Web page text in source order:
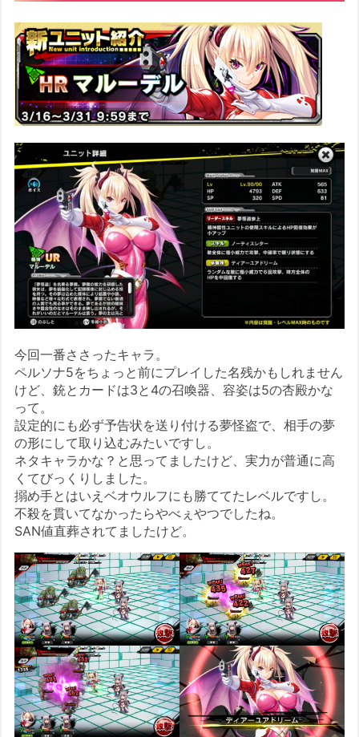
今回一番ささったキャラ。
ペルソナ5をちょっと前にプレイした名残かもしれません
けど、銃とカードは3と4の召喚器、容姿は5の杏殿かな
って。
設定的にも必ず予告状を送り付ける夢怪盗で、相手の夢
の形にして取り込むみたいですし。
ネタキャラかな？と思ってましたけど、実力が普通に高
くてびっくりしました。
搦め手とはいえベオウルフにも勝ててたレベルですし。
不殺を貫いてなかったらやべぇやつでしたね。
SAN値直葬されてましたけど。